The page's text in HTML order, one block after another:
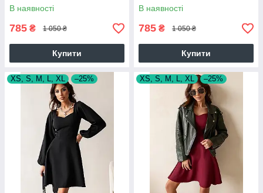
В наявності
785 ₴ 1 050 ₴
Купити
В наявності
785 ₴ 1 050 ₴
Купити
XS, S, M, L, XL –25% XS, S, M, L, XL –25%